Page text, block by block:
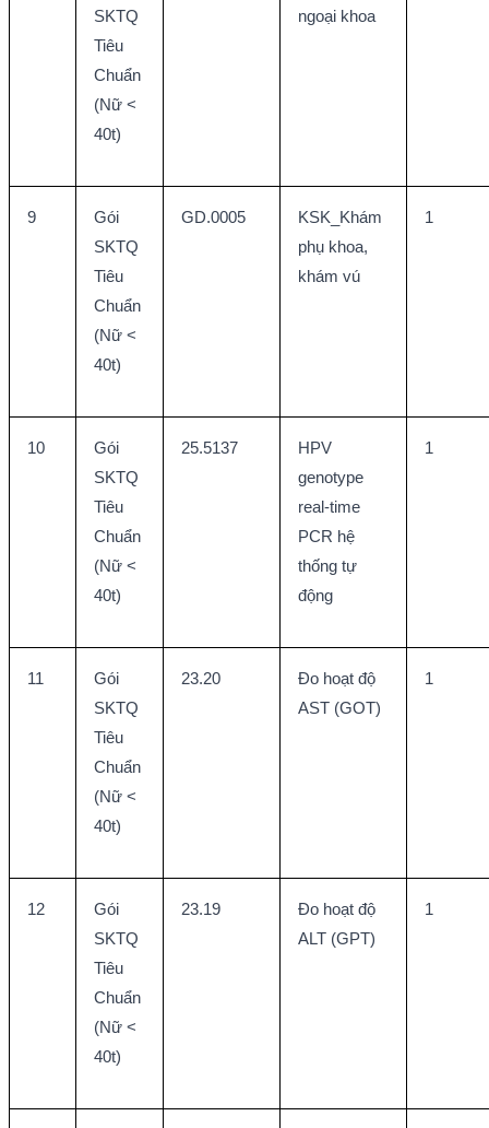
SKTQ
Tiêu
Chuẩn
(Nữ <
40t)
ngoại khoa
9
Gói
SKTQ
Tiêu
Chuẩn
(Nữ <
40t)
GD.0005
KSK_Khám
phụ khoa,
khám vú
1
10
Gói
SKTQ
Tiêu
Chuẩn
(Nữ <
40t)
25.5137
HPV
genotype
real-time
PCR hệ
thống tự
động
1
11
Gói
SKTQ
Tiêu
Chuẩn
(Nữ <
40t)
23.20
Đo hoạt độ
AST (GOT)
1
12
Gói
SKTQ
Tiêu
Chuẩn
(Nữ <
40t)
23.19
Đo hoạt độ
ALT (GPT)
1